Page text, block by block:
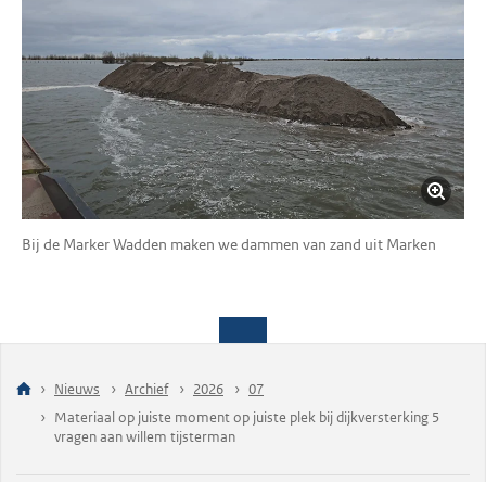
Bij de Marker Wadden maken we dammen van zand uit Marken
Nieuws Archief 2026
07
Materiaal op juiste moment op juiste plek bij dijkversterking 5
vragen aan willem tijsterman